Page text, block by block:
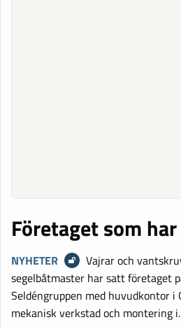
Företaget som
NYHETER
Vajrar och
segelbåtmaster har satt företaget
Seldéngruppen med huvudkontor i
mekanisk verkstad och montering